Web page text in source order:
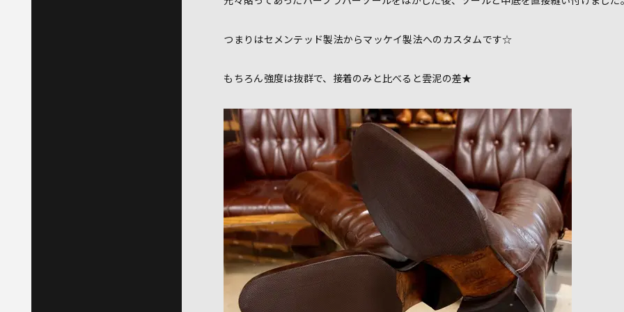
つまりはセメンテッド製法からマッケイ製法へのカスタムです☆
もちろん強度は抜群で、接着のみと比べると雲泥の差★